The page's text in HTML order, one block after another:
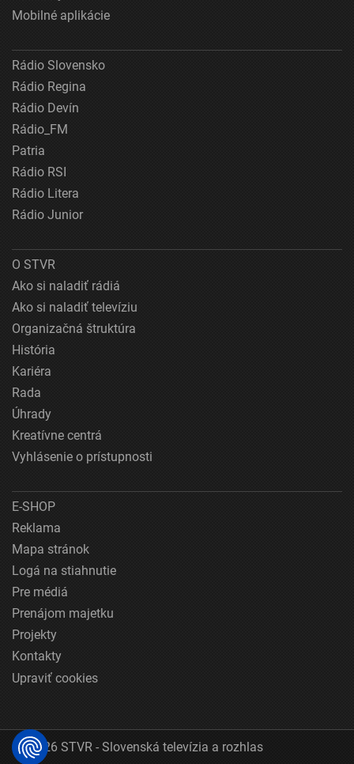
Mobilné aplikácie
Rádio Slovensko
Rádio Regina
Rádio Devín
Rádio_FM
Patria
Rádio RSI
Rádio Litera
Rádio Junior
O STVR
Ako si naladiť rádiá
Ako si naladiť televíziu
Organizačná štruktúra
História
Kariéra
Rada
Úhrady
Kreatívne centrá
Vyhlásenie o prístupnosti
E-SHOP
Reklama
Mapa stránok
Logá na stiahnutie
Pre médiá
Prenájom majetku
Projekty
Kontakty
Upraviť cookies
© 2026 STVR - Slovenská televízia a rozhlas